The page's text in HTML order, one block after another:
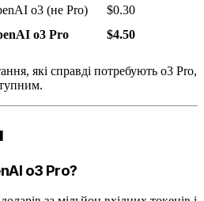
o3 (не Pro)
$0.30
o3 Pro $4.50
які справді потребують o3 Pro,
o3 Pro?